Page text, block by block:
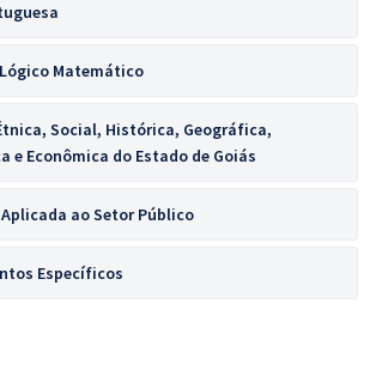
Matemático
Social, Histórica, Geográfica,
e Econômica do Estado de Goiás
ao Setor Público
Específicos